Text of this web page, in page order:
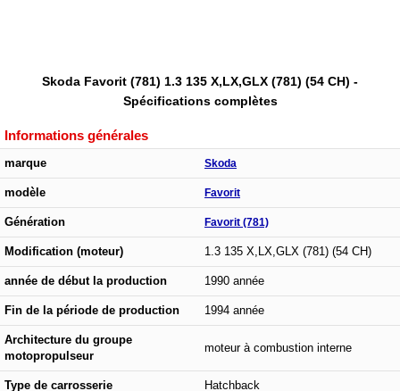
Skoda Favorit (781) 1.3 135 X,LX,GLX (781) (54 CH) -
Spécifications complètes
Informations générales
marque Skoda
modèle Favorit
Génération Favorit (781)
Modification (moteur) 1.3 135 X,LX,GLX (781) (54 CH)
année de début la production 1990 année
Fin de la période de production 1994 année
Architecture du groupe
motopropulseur
moteur à combustion interne
Type de carrosserie Hatchback